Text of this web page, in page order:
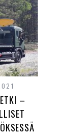
–